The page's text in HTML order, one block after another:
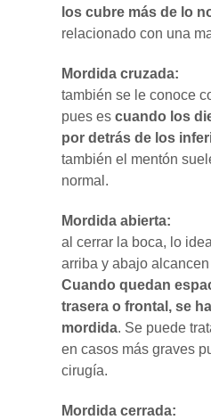
los cubre más de lo
relacionado con una
Mordida cruzada:
también se le conoce
pues es cuando los
por detrás de los
también el mentón
normal.
Mordida abierta:
al cerrar la boca, lo
arriba y abajo
Cuando quedan
trasera o frontal, se
mordida. Se puede
en casos más graves
cirugía.
Mordida cerrada: